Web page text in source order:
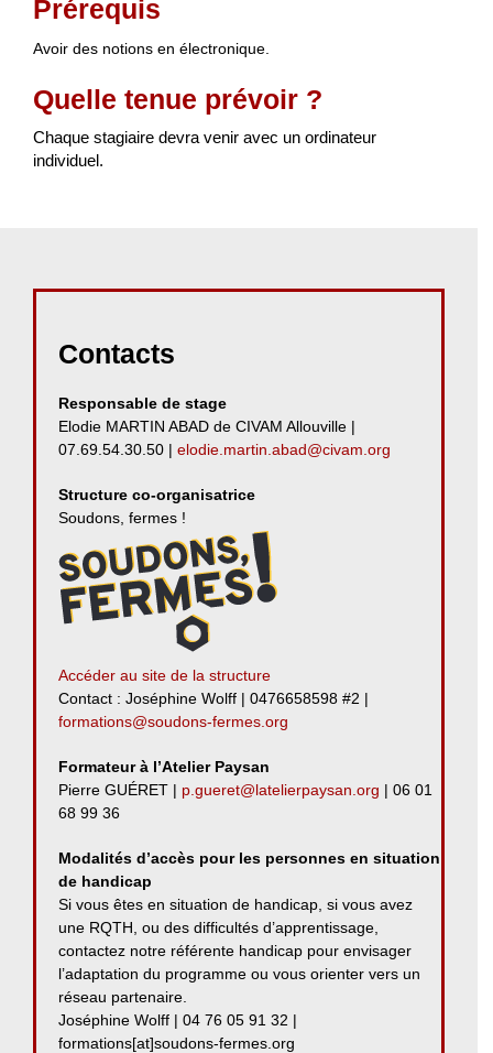
Prérequis
Avoir des notions en électronique.
Quelle tenue prévoir ?
Chaque stagiaire devra venir avec un ordinateur
individuel.
Contacts
Responsable de stage
Elodie MARTIN ABAD de CIVAM Allouville |
07.69.54.30.50 | elodie.martin.abad@civam.org
Structure co-organisatrice
Soudons, fermes !
Accéder au site de la structure
Contact : Joséphine Wolff | 0476658598 #2 |
formations@soudons-fermes.org
Formateur à l’Atelier Paysan
Pierre GUÉRET | p.gueret@latelierpaysan.org | 06 01
68 99 36
Modalités d’accès pour les personnes en situation
de handicap
Si vous êtes en situation de handicap, si vous avez
une RQTH, ou des difficultés d’apprentissage,
contactez notre référente handicap pour envisager
l’adaptation du programme ou vous orienter vers un
réseau partenaire.
Joséphine Wolff | 04 76 05 91 32 |
formations[at]soudons-fermes.org